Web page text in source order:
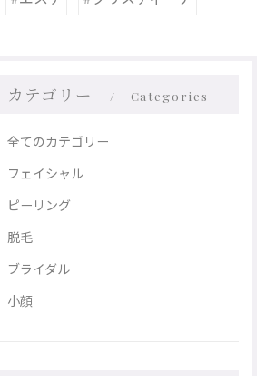
カテゴリー Categories
全てのカテゴリー
フェイシャル
ピーリング
脱毛
ブライダル
小顔